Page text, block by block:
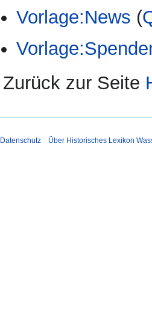
Vorlage:News (
Zurück zur Seite
Datenschutz Über Historisches Lexikon